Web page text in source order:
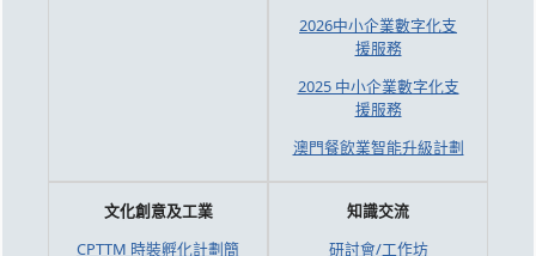
2026中小企業數字化支
援服務
2025 中小企業數字化支
援服務
澳門餐飲業智能升級計劃
文化創意及工業
CPTTM 時裝孵化計劃簡
知識交流
研討會/工作坊